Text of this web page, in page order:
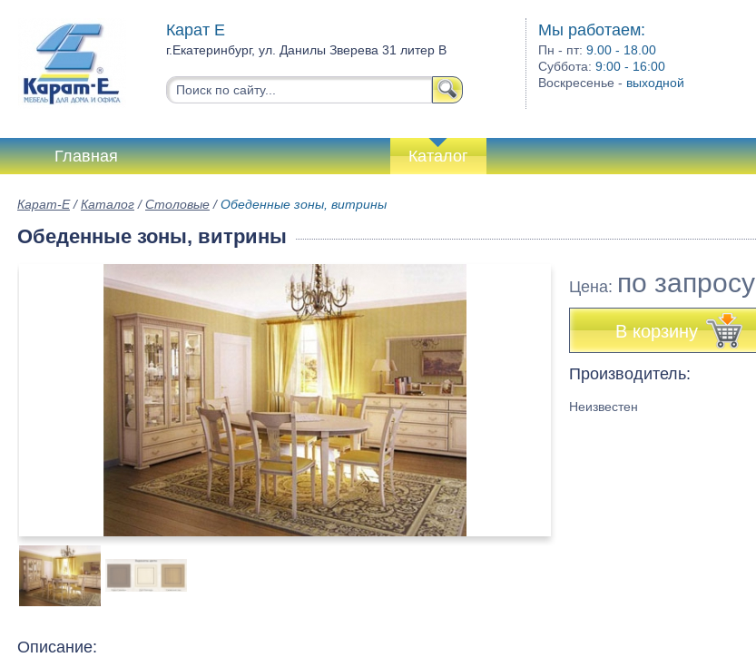
Карат Е
г.Екатеринбург, ул. Данилы Зверева 31 литер В
Мы работаем:
Пн - пт:9.00 - 18.00
Суббота:9:00 - 16:00
Воскресенье - выходной
Главная Каталог
Карат-Е/Каталог /Столовые /Обеденные зоны, витрины
Обеденные зоны, витрины
Цена: по запросу
В корзину
Производитель:
Неизвестен
Описание: